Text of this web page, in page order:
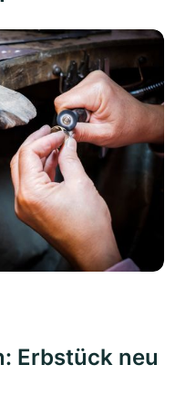
Erbstück neu